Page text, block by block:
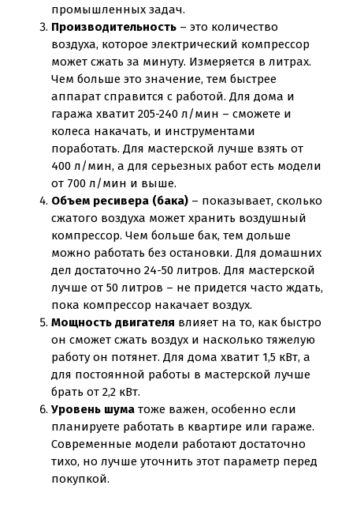
промышленных задач.
Производительность – это количество
воздуха, которое электрический компрессор
может сжать за минуту. Измеряется в литрах.
Чем больше это значение, тем быстрее
аппарат справится с работой. Для дома и
гаража хватит 205-240 л/мин – сможете и
колеса накачать, и инструментами
поработать. Для мастерской лучше взять от
400 л/мин, а для серьезных работ есть модели
от 700 л/мин и выше.
Объем ресивера (бака) – показывает, сколько
сжатого воздуха может хранить воздушный
компрессор. Чем больше бак, тем дольше
можно работать без остановки. Для домашних
дел достаточно 24-50 литров. Для мастерской
лучше от 50 литров – не придется часто ждать,
пока компрессор накачает воздух.
Мощность двигателя влияет на то, как быстро
он сможет сжать воздух и насколько тяжелую
работу он потянет. Для дома хватит 1,5 кВт, а
для постоянной работы в мастерской лучше
брать от 2,2 кВт.
Уровень шума тоже важен, особенно если
планируете работать в квартире или гараже.
Современные модели работают достаточно
тихо, но лучше уточнить этот параметр перед
покупкой.